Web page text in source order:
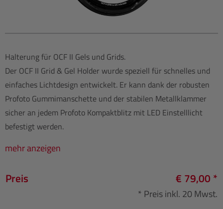
Halterung für OCF II Gels und Grids.
Der OCF II Grid & Gel Holder wurde speziell für schnelles und
einfaches Lichtdesign entwickelt. Er kann dank der robusten
Profoto Gummimanschette und der stabilen Metallklammer
sicher an jedem Profoto Kompaktblitz mit LED Einstelllicht
befestigt werden.
mehr anzeigen
Preis € 79,00 *
* Preis inkl. 20 Mwst.